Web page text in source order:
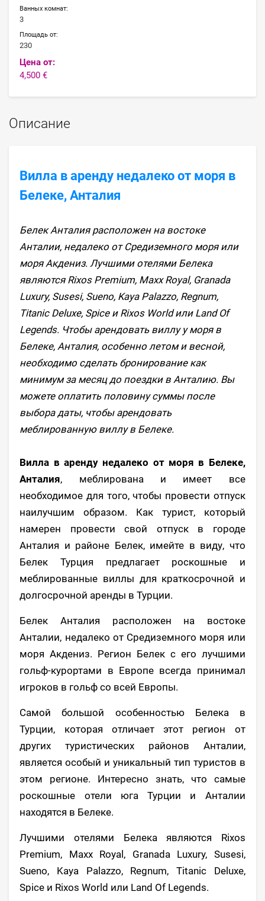
Ванных комнат:
3
Площадь от:
230
Цена от:
4,500 €
Описание
Вилла в аренду недалеко от моря в
Белеке, Анталия
Белек Анталия расположен на востоке
Анталии, недалеко от Средиземного моря или
моря Акдениз. Лучшими отелями Белека
являются Rixos Premium, Maxx Royal, Granada
Luxury, Susesi, Sueno, Kaya Palazzo, Regnum,
Titanic Deluxe, Spice и Rixos World или Land Of
Legends. Чтобы арендовать виллу у моря в
Белеке, Анталия, особенно летом и весной,
необходимо сделать бронирование как
минимум за месяц до поездки в Анталию. Вы
можете оплатить половину суммы после
выбора даты, чтобы арендовать
меблированную виллу в Белеке.
Вилла в аренду недалеко от моря в Белеке,
Анталия, меблирована и имеет все
необходимое для того, чтобы провести отпуск
наилучшим образом. Как турист, который
намерен провести свой отпуск в городе
Анталия и районе Белек, имейте в виду, что
Белек Турция предлагает роскошные и
меблированные виллы для краткосрочной и
долгосрочной аренды в Турции.
Белек Анталия расположен на востоке
Анталии, недалеко от Средиземного моря или
моря Акдениз. Регион Белек с его лучшими
гольф-курортами в Европе всегда принимал
игроков в гольф со всей Европы.
Самой большой особенностью Белека в
Турции, которая отличает этот регион от
других туристических районов Анталии,
является особый и уникальный тип туристов в
этом регионе. Интересно знать, что самые
роскошные отели юга Турции и Анталии
находятся в Белеке.
Лучшими отелями Белека являются Rixos
Premium, Maxx Royal, Granada Luxury, Susesi,
Sueno, Kaya Palazzo, Regnum, Titanic Deluxe,
Spice и Rixos World или Land Of Legends.